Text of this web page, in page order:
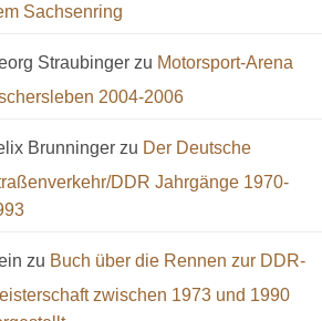
Sachsenring
Straubinger zu Motorsport-Arena
2004-2006
Brunninger zu Der Deutsche
DDR Jahrgänge 1970-
zu Buch über die Rennen zur DDR-
zwischen 1973 und 1990